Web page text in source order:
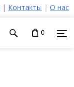
| Контакты | О нас
0